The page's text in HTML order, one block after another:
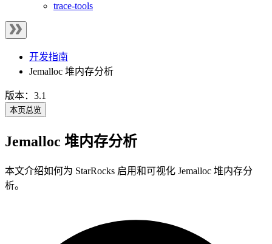
trace-tools
开发指南
Jemalloc 堆内存分析
版本：3.1
本页总览
Jemalloc 堆内存分析
本文介绍如何为 StarRocks 启用和可视化 Jemalloc 堆内存分
析。